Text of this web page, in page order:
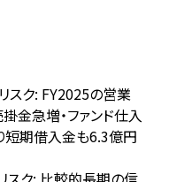
スク: FY2025の営業
金急増・ファンド仕入
短期借入金も6.3億円